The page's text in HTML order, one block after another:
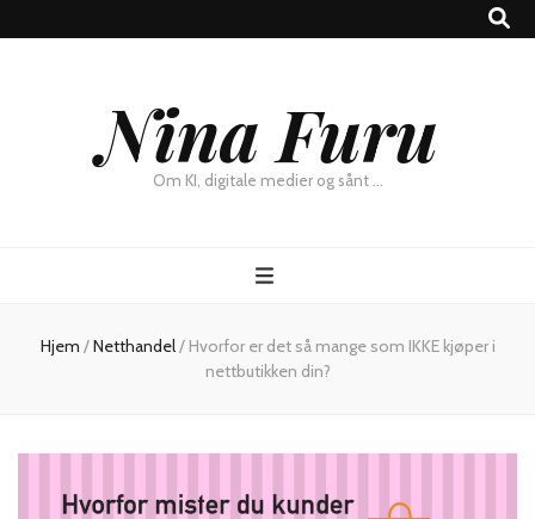
Nina Furu
Om KI, digitale medier og sånt …
Hjem /Netthandel/ Hvorfor er det så mange som IKKE kjøper i
nettbutikken din?